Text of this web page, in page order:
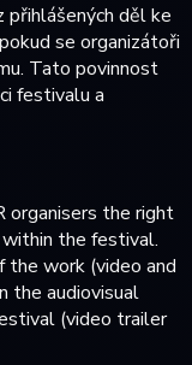
přihlášených děl ke
se organizátoři
Tato povinnost
festivalu a
organisers the right
the festival.
work (video and
the audiovisual
(video trailer